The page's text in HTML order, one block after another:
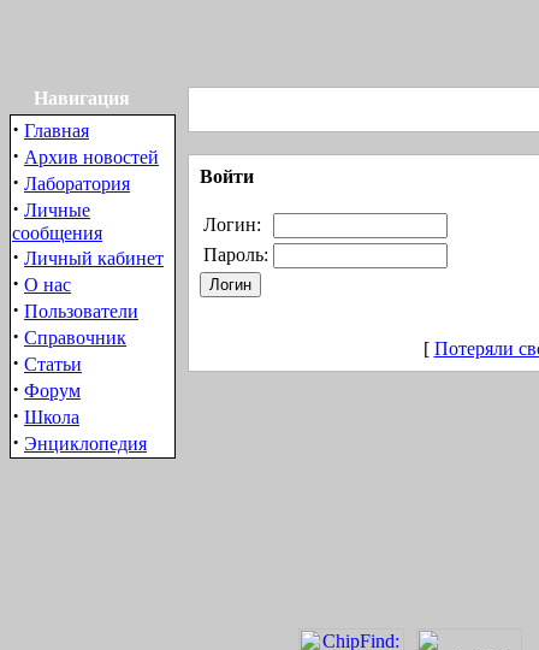
Навигация
· Главная
· Архив новостей
· Лаборатория
· Личные
сообщения
· Личный кабинет
· О нас
· Пользователи
· Справочник
· Статьи
· Форум
· Школа
· Энциклопедия
Войти
Логин:
Пароль:
[ Потеряли